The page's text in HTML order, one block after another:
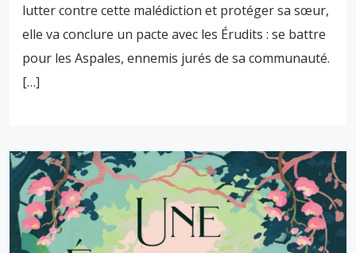
lutter contre cette malédiction et protéger sa sœur,
elle va conclure un pacte avec les Érudits : se battre
pour les Aspales, ennemis jurés de sa communauté.
[…]